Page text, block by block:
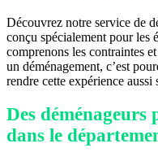
Découvrez notre service de
conçu spécialement pour les
comprenons les contraintes
un déménagement, c’est
rendre cette expérience aussi
Des déménageurs
dans le